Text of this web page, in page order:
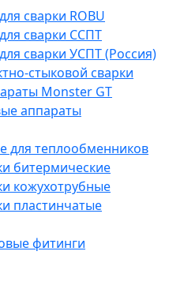
сварки ROBU
сварки ССПТ
сварки УСПТ (Россия)
стыковой сварки
Monster GT
аппараты
для теплообменников
битермические
кожухотрубные
пластинчатые
фитинги